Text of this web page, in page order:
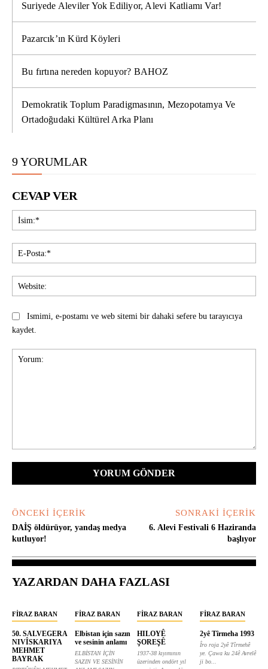
Suriyede Aleviler Yok Ediliyor, Alevi Katliamı Var!
Pazarcık’ın Kürd Köyleri
Bu fırtına nereden kopuyor? BAHOZ
Demokratik Toplum Paradigmasının, Mezopotamya Ve
Ortadoğudaki Kültürel Arka Planı
9 YORUMLAR
CEVAP VER
Ismimi, e-postamı ve web sitemi bir dahaki sefere bu tarayıcıya
kaydet.
ÖNCEKI İÇERIK
DAİŞ öldürüyor, yandaş medya
kutluyor!
SONRAKI İÇERIK
6. Alevi Festivali 6 Haziranda
başlıyor
YAZARDAN DAHA FAZLASI
FIRAZ BARAN
50. SALVEGERA
NIVÎSKARIYA
MEHMET
BAYRAK
FIRAZ BARAN
Elbistan için sazın
ve sesinin anlamı
ELBİSTAN İÇİN
SAZIN VE SESİNİN
FIRAZ BARAN
HILOYÊ
ŞOREŞÊ
1937-38 kıyımının
üzerinden ondört yıl
FIRAZ BARAN
2yê Tîrmeha 1993
Îro roja 2yê Tîrmehê
ye. Çawa ku 24ê Avrelê
ji bo...